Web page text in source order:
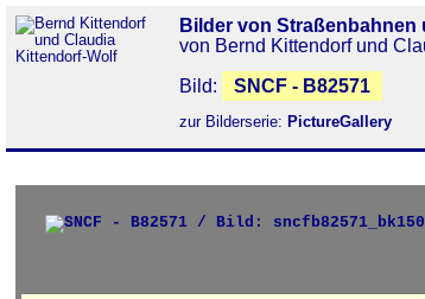
Bilder von Straßenbahnen
von Bernd Kittendorf und
Bild:
SNCF - B82571
zur Bilderserie: PictureGallery